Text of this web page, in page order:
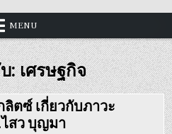
MENU
:เศรษฐกิจ
ตซ์ เกี่ยวกับภาวะ
สว บุญมา